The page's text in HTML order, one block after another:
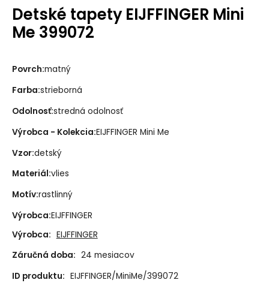
Detské tapety EIJFFINGER Mini
Me 399072
Povrch:matný
Farba:strieborná
Odolnosť:stredná odolnosť
Výrobca - Kolekcia:EIJFFINGER Mini Me
Vzor:detský
Materiál:vlies
Motív:rastlinný
Výrobca:EIJFFINGER
Výrobca: EIJFFINGER
Záručná doba: 24 mesiacov
ID produktu: EIJFFINGER/MiniMe/399072